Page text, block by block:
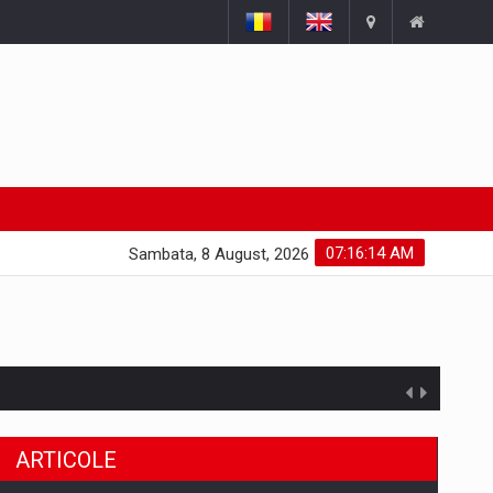
07:16:15 AM
Sambata, 8 August, 2026
ARTICOLE